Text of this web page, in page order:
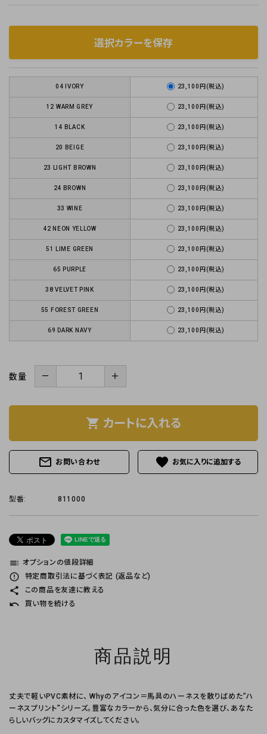
04 IVORY 23,100円(税込)
12 WARM GREY 23,100円(税込)
14 BLACK 23,100円(税込)
20 BEIGE 23,100円(税込)
23 LIGHT BROWN 23,100円(税込)
24 BROWN 23,100円(税込)
33 WINE 23,100円(税込)
42 NEON YELLOW 23,100円(税込)
51 LIME GREEN 23,100円(税込)
65 PURPLE 23,100円(税込)
38 VELVET PINK 23,100円(税込)
55 FOREST GREEN 23,100円(税込)
69 DARK NAVY 23,100円(税込)
数量 － ＋
shopping_cart カートに入れる
mail_outline お問い合わせ favorite
型番: 811000
toc オプションの値段詳細
error_outline 特定商取引法に基づく表記 (返品など)
share この商品を友達に教える
undo 買い物を続ける
商品説明
丈夫で軽いPVC素材に、 Whyのアイコン＝馬具のハーネスを散りばめた”ハ
ーネスプリント”シリーズ。豊富なカラーから、気分に合った色を選び、あなた
らしいバッグにカスタマイズしてください。